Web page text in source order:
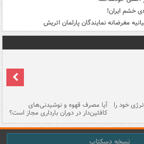
خشم ایران!
مغرضانه نمایندگان پارلمان اتریش
خود را آیا مصرف قهوه و نوشیدنی‌های
کافئین‌دار در دوران بارداری مجاز است؟
نسخه دسکتاپ